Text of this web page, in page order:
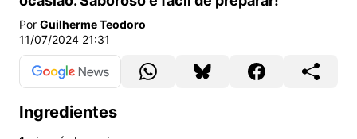
Por Guilherme Teodoro
11/07/2024 21:31
Ingredientes